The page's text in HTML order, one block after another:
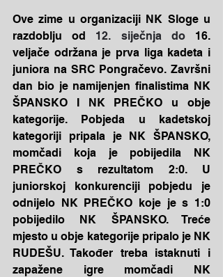
Ove zime u organizaciji NK Sloge u
razdoblju od
12. siječnja do 16.
veljače održana je prva liga kadeta i
juniora na SRC Pongračevo. Završni
dan bio je namijenjen finalistima NK
ŠPANSKO I NK PREČKO u obje
kategorije. Pobjeda u kadetskoj
kategoriji pripala je NK ŠPANSKO,
momčadi koja je pobijedila NK
PREČKO s rezultatom 2:0. U
juniorskoj konkurenciji pobjedu je
odnijelo NK PREČKO koje je s 1:0
pobijedilo NK ŠPANSKO. Treće
mjesto u obje kategorije pripalo je NK
RUDEŠU. Također treba istaknuti i
zapažene igre momčadi NK